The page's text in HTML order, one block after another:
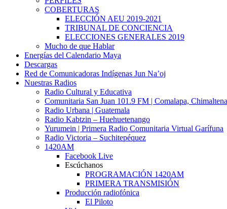
COBERTURAS
ELECCIÓN AEU 2019-2021
TRIBUNAL DE CONCIENCIA
ELECCIONES GENERALES 2019
Mucho de que Hablar
Energías del Calendario Maya
Descargas
Red de Comunicadoras Indígenas Jun Na’oj
Nuestras Radios
Radio Cultural y Educativa
Comunitaria San Juan 101.9 FM | Comalapa,
Radio Urbana | Guatemala
Radio Kabtzin – Huehuetenango
Yurumein | Primera Radio Comunitaria Virtual Garífuna
Radio Victoria – Suchitepéquez
1420AM
Facebook Live
Escúchanos
PROGRAMACIÓN 1420AM
PRIMERA TRANSMISIÓN
Producción radiofónica
El Piloto